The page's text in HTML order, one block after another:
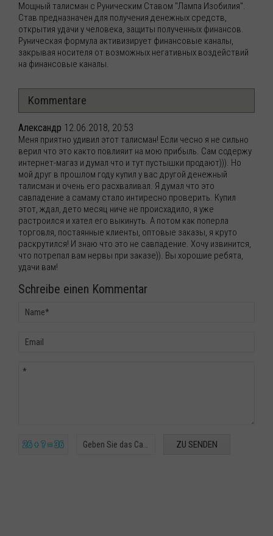
Мощный талисман с Руническим Ставом "Лампа Изобилия".
Став предназначен для получения денежных средств,
открытия удачи у человека, защиты полученных финансов.
Руническая формула активизирует финансовые каналы,
закрывая носителя от возможных негативных воздействий
на финансовые каналы.
Kommentare
Александр 12.06.2018, 20:53
Меня приятно удивил этот талисман! Если чесно я не сильно
верил что это както повлияит на мою прибыль. Сам содержу
интернет-магаз и думал что и тут пустышки продают))). Но
мой друг в прошлом году купил у вас другой денежный
талисман и очень его расхваливал. Я думал что это
савпадение а самаму стало интиресно проверить. Купил
этот, ждал, дето месяц ниче не происхадило, я уже
растроился и хател его выкинуть. А потом как поперла
торговля, постаянные клиенты, оптовые заказы, я круто
раскрутился! И знаю что это не савпадение. Хочу извинится,
что потрепал вам нервы при заказе)). Вы хорошие ребята,
удачи вам!
Schreibe einen Kommentar
26 + ? = 36